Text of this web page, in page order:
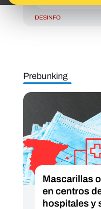
DESINFO
Prebunking
Mascarillas
en centros
hospitales y